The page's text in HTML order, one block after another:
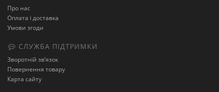
Про нас
Оплата і доставка
Умови згоди
СЛУЖБА ПІДТРИМКИ
Зворотній зв’язок
Повернення товару
Карта сайту